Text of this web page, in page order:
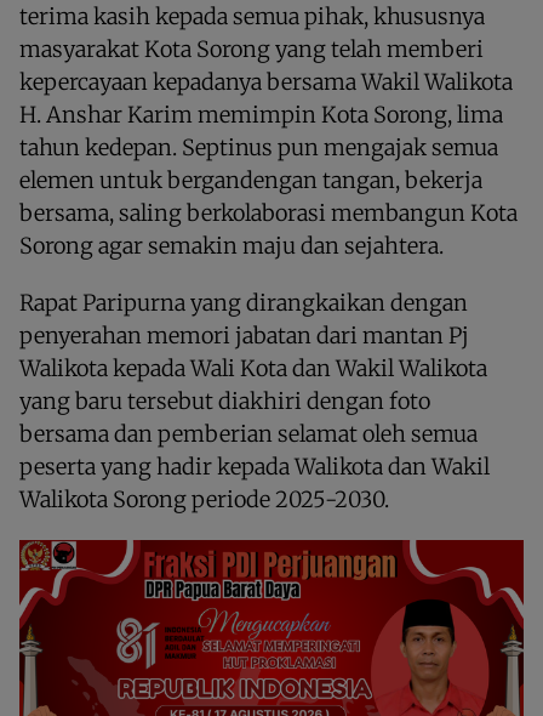
terima kasih kepada semua pihak, khususnya
masyarakat Kota Sorong yang telah memberi
kepercayaan kepadanya bersama Wakil Walikota
H. Anshar Karim memimpin Kota Sorong, lima
tahun kedepan. Septinus pun mengajak semua
elemen untuk bergandengan tangan, bekerja
bersama, saling berkolaborasi membangun Kota
Sorong agar semakin maju dan sejahtera.
Rapat Paripurna yang dirangkaikan dengan
penyerahan memori jabatan dari mantan Pj
Walikota kepada Wali Kota dan Wakil Walikota
yang baru tersebut diakhiri dengan foto
bersama dan pemberian selamat oleh semua
peserta yang hadir kepada Walikota dan Wakil
Walikota Sorong periode 2025-2030.